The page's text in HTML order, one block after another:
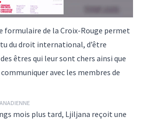
formulaire de la Croix-Rouge permet
du droit international, d’être
êtres qui leur sont chers ainsi que
avec les membres de
mois plus tard, Ljiljana reçoit une